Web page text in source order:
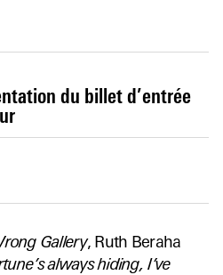
du billet d’entrée
Gallery, Ruth Beraha
always hiding, I’ve